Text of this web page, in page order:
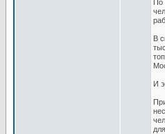
В
И